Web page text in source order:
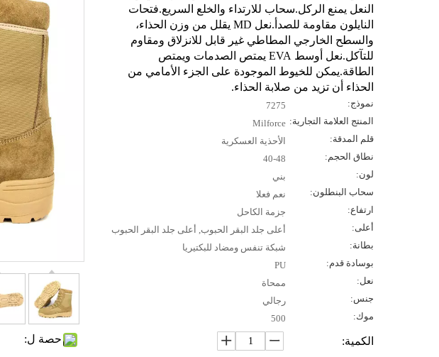
حصة ل:
النعل يمنع الركل.سحاب للارتداء والخلع السريع.فتحات
النايلون مقاومة للصدأ.نعل MD يقلل من وزن الحذاء،
والسطح الخارجي المطاطي غير قابل للانزلاق ومقاوم
للتآكل.نعل أوسط EVA يمتص الصدمات ويمتص
الطاقة.يمكن للخيوط الموجودة على الجزء الأمامي من
الحذاء أن تزيد من صلابة الحذاء.
نموذج:
7275
المنتج العلامة التجارية: Milforce
قلم المدقة:
الأحذية العسكرية
نطاق الحجم:
40-48
لون:
بني
سحاب البنطلون:
نعم فعلا
ارتفاع:
جزمة الكاحل
أعلى:
أعلى جلد البقر الحبوب, أعلى جلد البقر الحبوب
بطانة:
شبكة تنفس ومضاد للبكتيريا
بوسادة قدم:
PU
نعل:
ممحاة
جنس:
رجالي
موك:
500
الكمية: